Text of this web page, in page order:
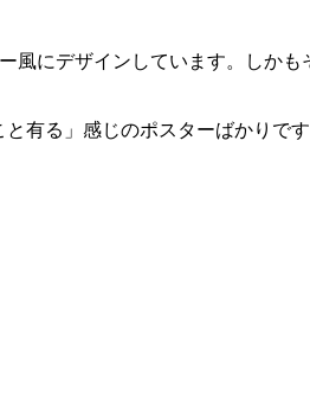
風にデザインしています。しかも
有る」感じのポスターばかりです